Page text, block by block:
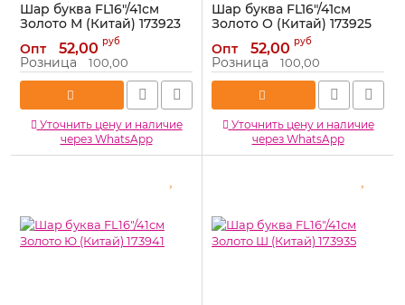
Шар буква FL16"/41см
Золото М (Китай) 173923
Артикул: 173923
Опт 52,00 руб
Розница 100,00
Уточнить цену и наличие
через WhatsApp
Шар буква FL16"/41см
Золото О (Китай) 173925
Артикул: 173925
Опт 52,00 руб
Розница 100,00
Уточнить цену и наличие
через WhatsApp